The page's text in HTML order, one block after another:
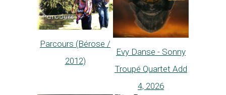
Parcours (Bérose /
2012)
Evy Danse - Sonny
Troupé Quartet Add
4, 2026